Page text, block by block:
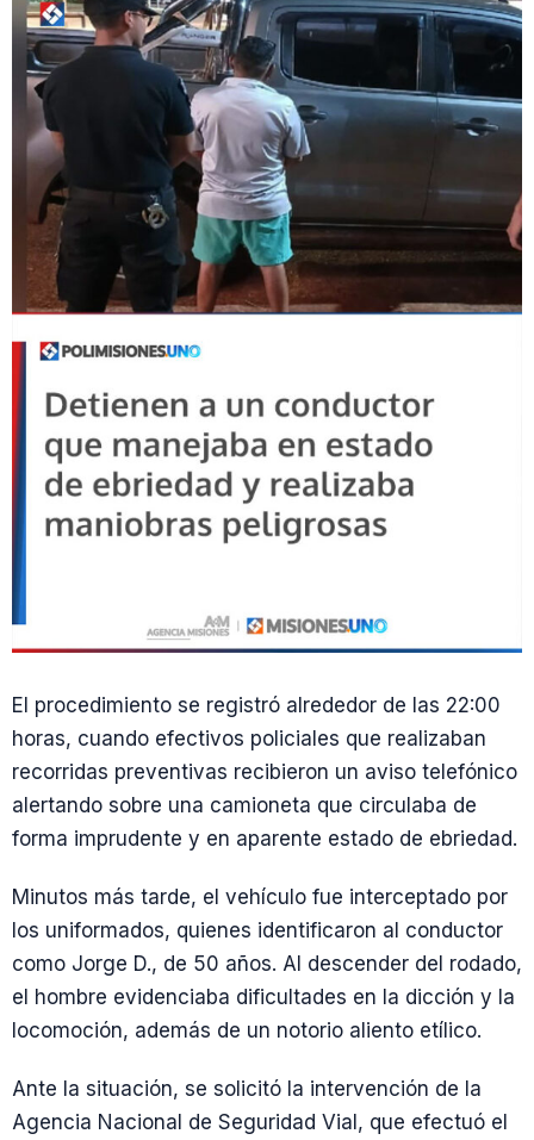
El procedimiento se registró alrededor de las 22:00
horas, cuando efectivos policiales que realizaban
recorridas preventivas recibieron un aviso telefónico
alertando sobre una camioneta que circulaba de
forma imprudente y en aparente estado de ebriedad.
Minutos más tarde, el vehículo fue interceptado por
los uniformados, quienes identificaron al conductor
como Jorge D., de 50 años. Al descender del rodado,
el hombre evidenciaba dificultades en la dicción y la
locomoción, además de un notorio aliento etílico.
Ante la situación, se solicitó la intervención de la
Agencia Nacional de Seguridad Vial, que efectuó el